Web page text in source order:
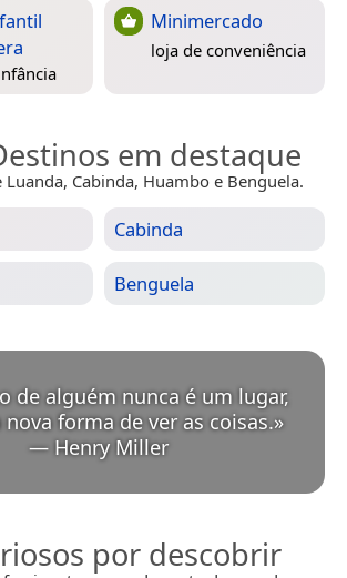
Minimercado
loja de conveniência
em destaque
Luanda, Cabinda, Huambo e Benguela.
Cabinda
Benguela
de alguém nunca é um lugar,
forma de ver as coisas.
— Henry Miller
por descobrir